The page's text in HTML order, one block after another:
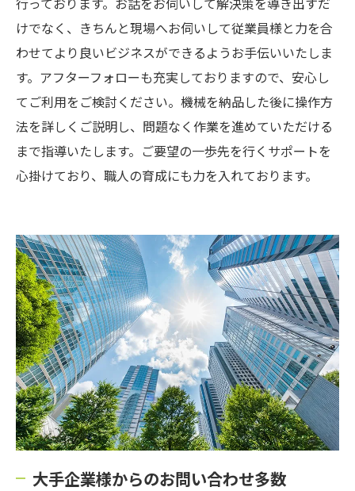
けでなく、きちんと現場へお伺いして従業員様と力を合
わせてより良いビジネスができるようお手伝いいたしま
す。アフターフォローも充実しておりますので、安心し
てご利用をご検討ください。機械を納品した後に操作方
法を詳しくご説明し、問題なく作業を進めていただける
まで指導いたします。ご要望の一歩先を行くサポートを
心掛けており、職人の育成にも力を入れております。
大手企業様からのお問い合わせ多数